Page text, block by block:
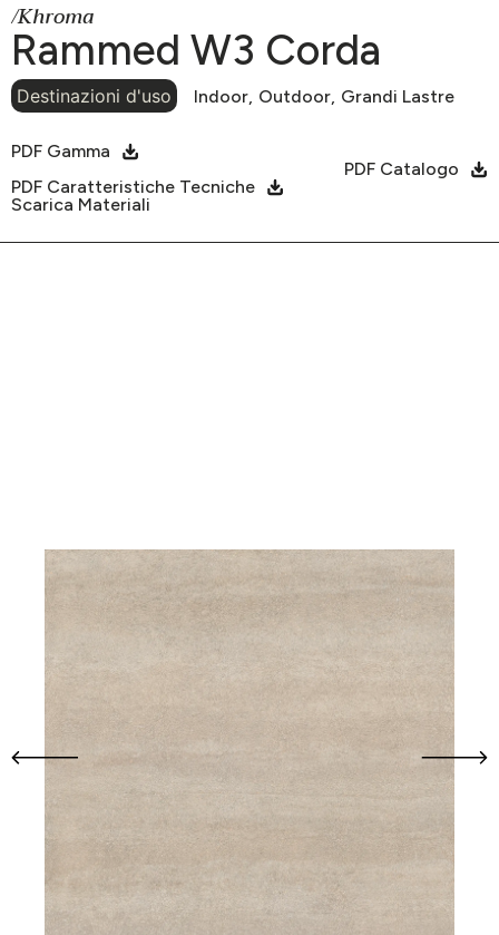
/Khroma
Rammed W3 Corda
Destinazioni d'uso Indoor, Outdoor, Grandi Lastre
PDF Gamma
PDF Catalogo
PDF Caratteristiche Tecniche
Scarica Materiali